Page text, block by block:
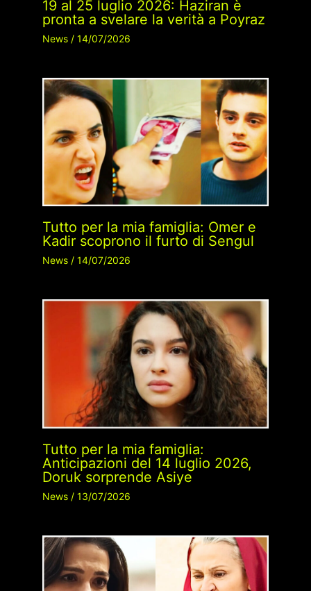
19 al 25 luglio 2026: Haziran è
pronta a svelare la verità a Poyraz
News/ 14/07/2026
Tutto per la mia famiglia: Omer e
Kadir scoprono il furto di Sengul
News/ 14/07/2026
Tutto per la mia famiglia:
Anticipazioni del 14 luglio 2026,
Doruk sorprende Asiye
News/ 13/07/2026